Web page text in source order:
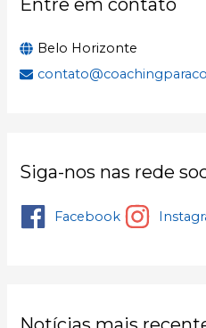
Entre em contato
Belo Horizonte
Siga-nos nas rede
Facebook